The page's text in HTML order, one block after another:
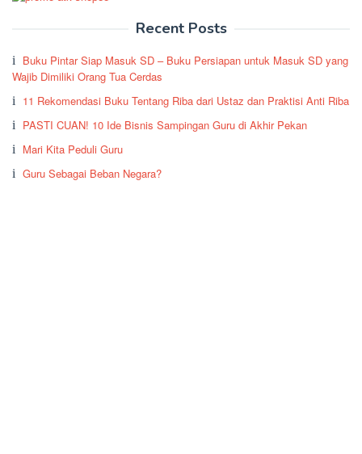
Recent Posts
Buku Pintar Siap Masuk SD – Buku Persiapan untuk Masuk SD yang
Wajib Dimiliki Orang Tua Cerdas
11 Rekomendasi Buku Tentang Riba dari Ustaz dan Praktisi Anti Riba
PASTI CUAN! 10 Ide Bisnis Sampingan Guru di Akhir Pekan
Mari Kita Peduli Guru
Guru Sebagai Beban Negara?